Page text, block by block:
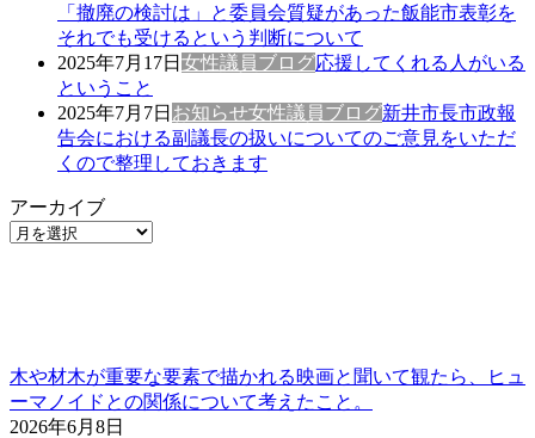
「撤廃の検討は」と委員会質疑があった飯能市表彰を
それでも受けるという判断について
2025年7月17日 女性議員ブログ応援してくれる人がいる
ということ
2025年7月7日 お知らせ女性議員ブログ新井市長市政報
告会における副議長の扱いについてのご意見をいただ
くので整理しておきます
アーカイブ
木や材木が重要な要素で描かれる映画と聞いて観たら、ヒュ
ーマノイドとの関係について考えたこと。
2026年6月8日